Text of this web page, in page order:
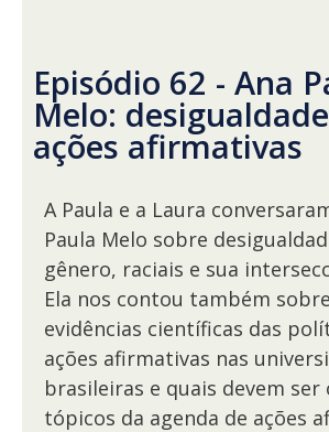
Episódio 62 - Ana
Melo:
ações afirmativas
A Paula e a Laura
Paula Melo sobre
gênero, raciais e sua
Ela nos contou também
evidências científicas das
ações afirmativas nas
brasileiras e quais devem
tópicos da agenda de ações